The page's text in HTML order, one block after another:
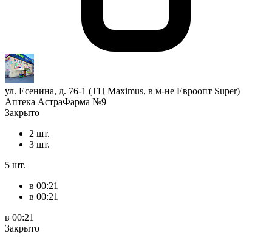
ул. Есенина, д. 76-1 (ТЦ Maximus, в м-не Евроопт Super)
Аптека АстраФарма №9
Закрыто
2 шт.
3 шт.
5 шт.
в 00:21
в 00:21
в 00:21
Закрыто